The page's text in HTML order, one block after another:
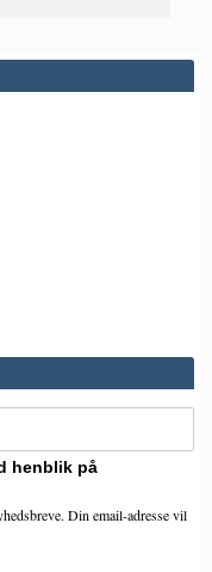
henblik på
Din email-adresse vil